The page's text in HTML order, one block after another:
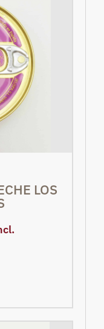
LOS